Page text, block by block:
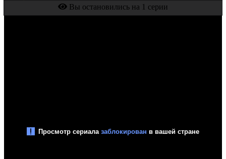
Вы остановились на 1 серии